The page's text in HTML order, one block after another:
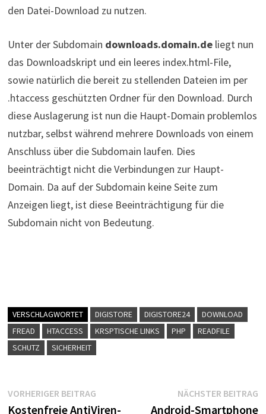
den Datei-Download zu nutzen.
Unter der Subdomain downloads.domain.deliegt nun
das Downloadskript und ein leeres index.html-File,
sowie natürlich die bereit zu stellenden Dateien im per
.htaccess geschützten Ordner für den Download. Durch
diese Auslagerung ist nun die Haupt-Domain problemlos
nutzbar, selbst während mehrere Downloads von einem
Anschluss über die Subdomain laufen. Dies
beeinträchtigt nicht die Verbindungen zur Haupt-
Domain. Da auf der Subdomain keine Seite zum
Anzeigen liegt, ist diese Beeinträchtigung für die
Subdomain nicht von Bedeutung.
VERSCHLAGWORTET DIGISTORE DIGISTORE24
DOWNLOAD
FREAD
HTACCESS KRSPTISCHE LINKS PHP
READFILE
SCHUTZ
SICHERHEIT
Beitragsnavigation
VORHERIGER BEITRAGVorheriger
Beitrag:
Kostenfreie AntiViren-
NÄCHSTER BEITRAG
Android-Smartphone